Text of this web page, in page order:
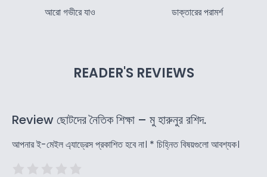
আরো গভীরে যাও ডাক্তারের পরামর্শ
READER'S REVIEWS
Review ছোটদের নৈতিক শিক্ষা – মু হারুনুর রশিদ.
আপনার ই-মেইল এ্যাড্রেস প্রকাশিত হবে না। * চিহ্নিত বিষয়গুলো আবশ্যক।